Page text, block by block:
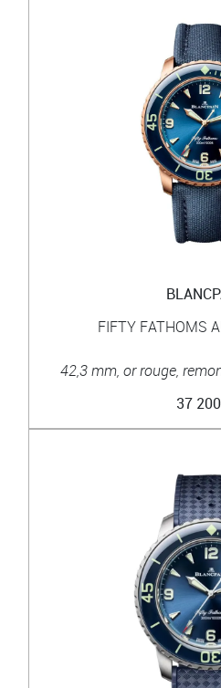
FIFTY FATHOMS
42,3 mm, or rouge,
37